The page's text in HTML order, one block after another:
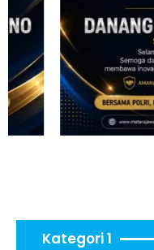
Kategori 1